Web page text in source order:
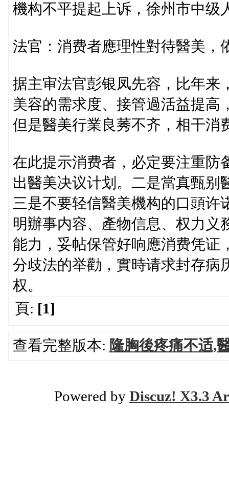
機构不平提起上诉，徐州市中级
法官：消费者應理性對待醫美，
据主审法官彭银凤先容，比年来
美容的需求度、接管過活益提高
但是醫美行業良莠不齐，相干消
在此提示消费者，必定要注重防
出醫美决议计划。二是當真甄别
三是不要轻信醫美機构的口頭许
明辦事内容、產物信息、权力义
能力，妥帖保管好响應消费凭证
分歧法的举勸，實時请求封存病
权。
頁: [1]
查看完整版本: 隆胸後疼痛不适,
Powered by Discuz! X3.3